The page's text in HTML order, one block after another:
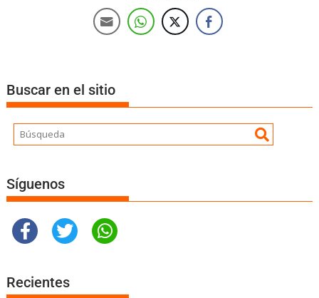
Buscar en el sitio
Síguenos
Recientes